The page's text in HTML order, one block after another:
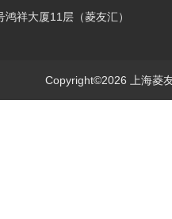
祥大厦11层（菱友汇）
Copyright©2026 上海菱